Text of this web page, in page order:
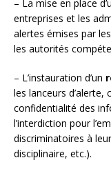
– La mise en place
entreprises et les
alertes émises par
les autorités
– L’instauration d’un
les lanceurs
confidentialité des
l’interdiction pour
discriminatoires à
disciplinaire, etc.).